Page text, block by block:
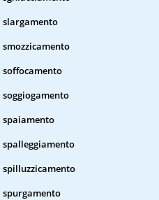
slargamento
smozzicamento
soffocamento
soggiogamento
spaiamento
spalleggiamento
spilluzzicamento
spurgamento